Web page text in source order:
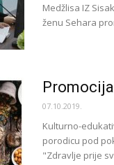
Medžlisa IZ
ženu Sehara
07.10.2019.
Kulturno-
porodicu pod
"Zdravlje prije